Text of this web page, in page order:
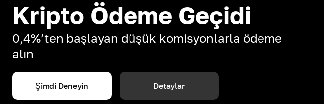
Kripto Ödeme Geçidi
0,4%’ten başlayan düşük komisyonlarla ödeme
alın
Şimdi Deneyin Detaylar